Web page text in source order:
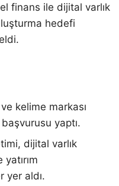
finans ile dijital varlık
hedefi
kelime markası
yaptı.
dijital varlık
yer aldı.